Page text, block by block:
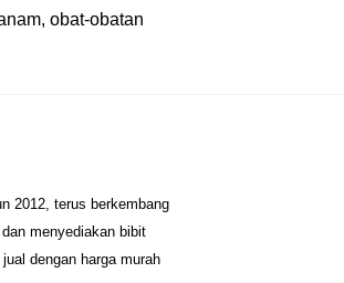
obat-obatan
2012, terus berkembang
menyediakan bibit
dengan harga murah